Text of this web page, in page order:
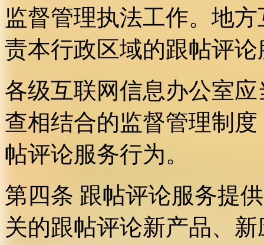
监督管理执法工作。地
责本行政区域的跟帖评
各级互联网信息办公室
查相结合的监督管理制
帖评论服务行为。
第四条 跟帖评论服务提
关的跟帖评论新产品、